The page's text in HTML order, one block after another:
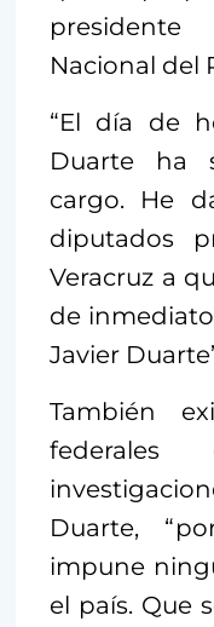
Nacional del
“El día de
Duarte ha
cargo. He
diputados
Veracruz a
de
Javier
También
Duarte,
impune
el país. Que